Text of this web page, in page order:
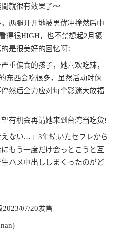
就很有效果了〜
两腿开开地被男优冲撞然后中
得很HIGH，也不禁想起2月摄
是很美好的回忆啊：
重偏食的孩子，她喜欢吃辣，
东西会吃很多，虽然活动时伙
然后全力应对每个影迷大放福
有机会再请她来到台湾当吃货!
ない…」3年続いたセフレから
もう一度だけ会っとこうと互
ハメ中出ししまくったのがど
07/20发售